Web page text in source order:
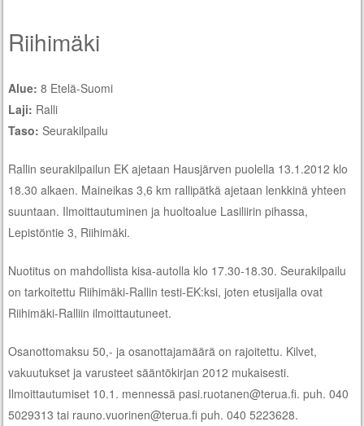
Riihimäki
Alue:8 Etelä-Suomi
Laji: Ralli
Taso:Seurakilpailu
Rallin seurakilpailun EK ajetaan Hausjärven puolella 13.1.2012 klo
18.30 alkaen. Maineikas 3,6 km rallipätkä ajetaan lenkkinä yhteen
suuntaan. Ilmoittautuminen ja huoltoalue Lasiliirin pihassa,
Lepistöntie 3, Riihimäki.
Nuotitus on mahdollista kisa-autolla klo 17.30-18.30. Seurakilpailu
on tarkoitettu Riihimäki-Rallin testi-EK:ksi, joten etusijalla ovat
Riihimäki-Ralliin ilmoittautuneet.
Osanottomaksu 50,- ja osanottajamäärä on rajoitettu. Kilvet,
vakuutukset ja varusteet sääntökirjan 2012 mukaisesti.
Ilmoittautumiset 10.1. mennessä pasi.ruotanen@terua.fi. puh. 040
5029313 tai rauno.vuorinen@terua.fi puh. 040 5223628.